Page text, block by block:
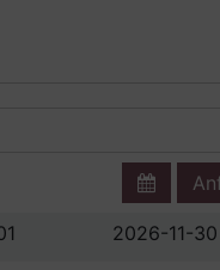
2026-11-